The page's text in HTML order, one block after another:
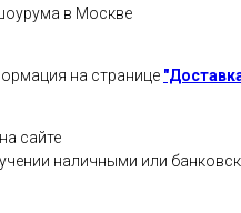
в Москве
на странице
сайте
наличными или